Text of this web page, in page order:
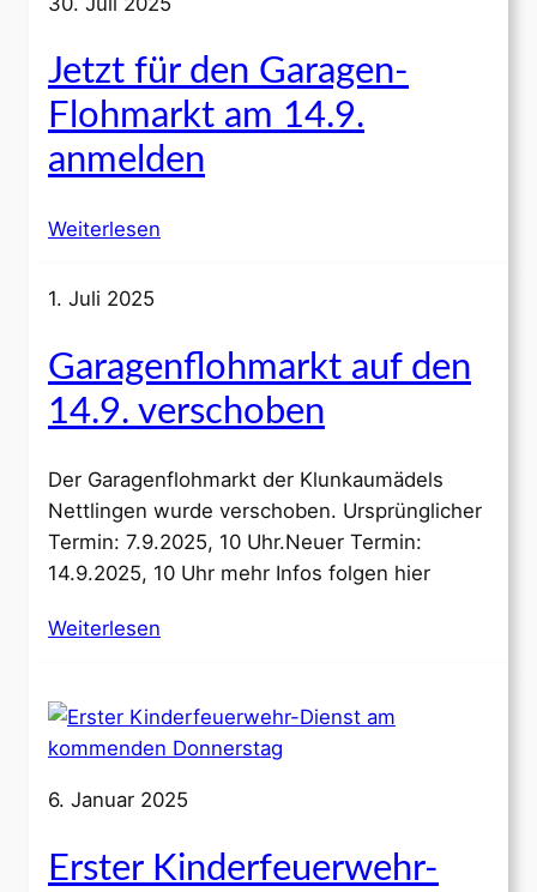
Jetzt für den Garagen-
Flohmarkt am 14.9.
anmelden
Weiterlesen
1. Juli 2025
Garagenflohmarkt auf den
14.9. verschoben
Der Garagenflohmarkt der Klunkaumädels
Nettlingen wurde verschoben. Ursprünglicher
Termin: 7.9.2025, 10 Uhr.Neuer Termin:
14.9.2025, 10 Uhr mehr Infos folgen hier
Weiterlesen
6. Januar 2025
Erster Kinderfeuerwehr-